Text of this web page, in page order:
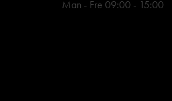
Man - Fre 09:00 - 15:00